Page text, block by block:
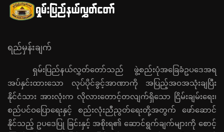
ရည်မှန်းချက်
ရှမ်းပြည်နယ်လွှတ်တော်သည် ဖွဲ့စည်းပုံအခြေခံဥပဒေအရ
အပ်နှင်းထားသော လုပ်ပိုင်ခွင့်အာဏာကို အပြည့်အဝအသုံးချပြီး
နိုင်ငံသား အားလုံးက လိုလားတောင့်တလျက်ရှိသော ငြိမ်းချမ်းရေး၊
စည်ပင်ဝပြောရေးနှင့် စည်းလုံးညီညွတ်ရေးတို့အတွက် ဖော်ဆောင်
နိုင်သည့် ဥပဒေပြု ခြင်းနှင့် အစိုးရ၏ ဆောင်ရွက်ချက်များကို စောင့်